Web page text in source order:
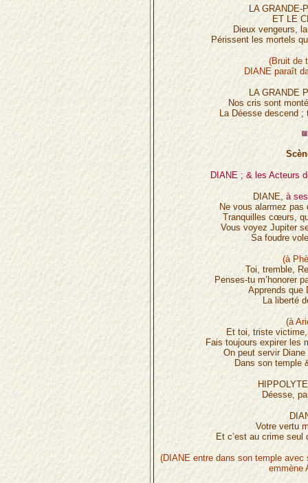
LA GRANDE-
ET LE
Dieux vengeurs,
Périssent les mortels
(Bruit de
DIANE paraît
LA GRANDE
Nos cris sont
La Déesse descend
DIANE ; & les Acteurs
DIANE, à
Ne vous alarmez pas
Tranquilles cœurs,
Vous voyez Jupiter
Sa foudre
(à
Toi, tremble,
Penses-tu m’honorer
Apprends que
La liberté
(à
Et toi, triste
Fais toujours expirer les
On peut servir
Dans son temple
Déesse,
Votre vertu
Et c’est au crime seul
(DIANE entre dans son temple
emmène